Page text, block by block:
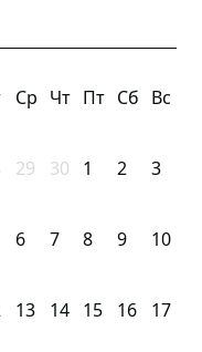
Ср Чт Пт Сб Вс
29 30 1 2 3
6 7 8 9 10
13 14 15 16 17